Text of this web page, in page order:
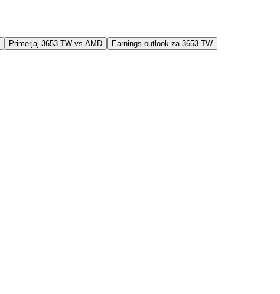
Primerjaj 3653.TW vs AMD Earnings outlook za 3653.TW